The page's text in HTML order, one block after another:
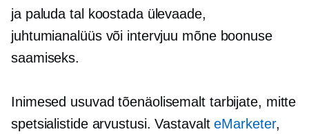
ja paluda tal koostada ülevaade,
juhtumianalüüs või intervjuu mõne boonuse
saamiseks.
Inimesed usuvad tõenäolisemalt tarbijate, mitte
spetsialistide arvustusi. VastavalteMarketer,